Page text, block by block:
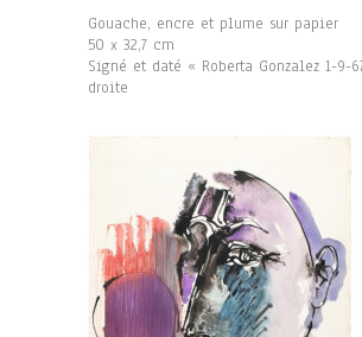
Gouache, encre et plume sur papier
50 x 32,7 cm
Signé et daté « Roberta Gonzalez 1-9-
droite